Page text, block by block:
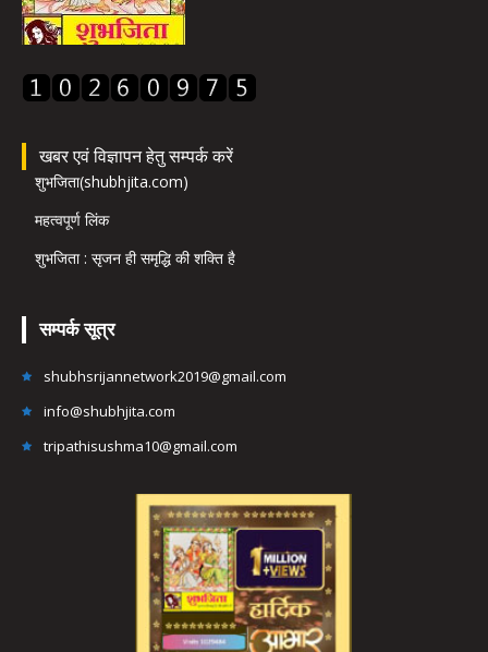
खबर एवं विज्ञापन हेतु सम्पर्क करें
शुभजिता(shubhjita.com)
महत्वपूर्ण लिंक
शुभजिता : सृजन ही समृद्धि की शक्ति है
सम्पर्क सूत्र
shubhsrijannetwork2019@gmail.com
info@shubhjita.com
tripathisushma10@gmail.com